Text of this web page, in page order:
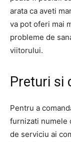
arata ca aveti
va pot oferi mai
probleme de
viitorului.
Preturi si
Pentru a
furnizati numele
de serviciu ai